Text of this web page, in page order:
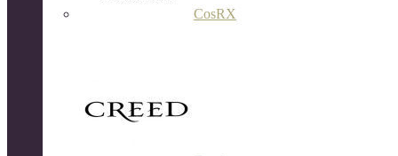
CosRX